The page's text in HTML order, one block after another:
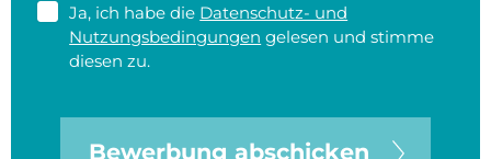
Ja, ich habe die Datenschutz- und
Nutzungsbedingungen gelesen und stimme
diesen zu.
Bewerbung abschicken